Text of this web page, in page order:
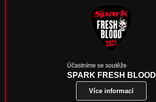
BIGGER THAN GOD
THROUGH THE PAIN
Účastníme se soutěže
SPARK FRESH BLOOD
Více informací